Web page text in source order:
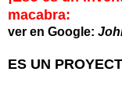
macabra:
ver en Google:
ES UN